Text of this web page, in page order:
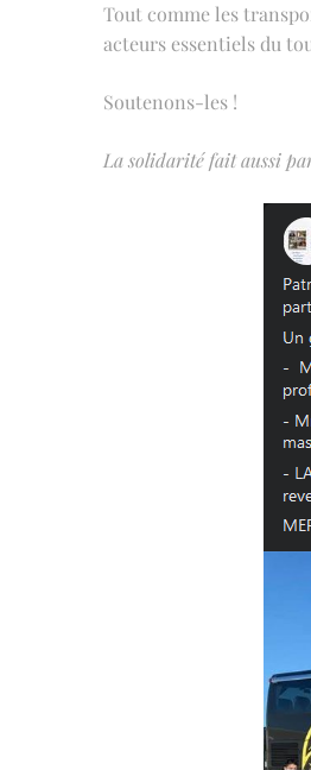
Tout comme les
acteurs essentiels du
Soutenons-les !
La solidarité fait aussi